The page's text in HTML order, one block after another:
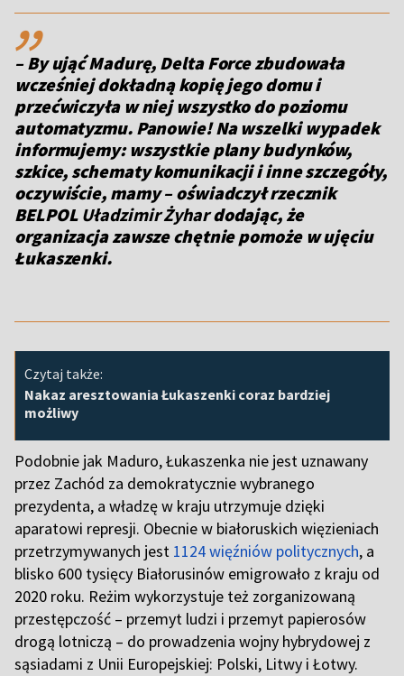
– By ująć Madurę, Delta Force zbudowała
wcześniej dokładną kopię jego domu i
przećwiczyła w niej wszystko do poziomu
automatyzmu. Panowie! Na wszelki wypadek
informujemy: wszystkie plany budynków,
szkice, schematy komunikacji i inne szczegóły,
oczywiście, mamy – oświadczył rzecznik
BELPOL Uładzimir Żyhardodając, że
organizacja zawsze chętnie pomoże w ujęciu
Łukaszenki.
Czytaj także:
Nakaz aresztowania Łukaszenki coraz bardziej
możliwy
Podobnie jak Maduro, Łukaszenka nie jest uznawany
przez Zachód za demokratycznie wybranego
prezydenta, a władzę w kraju utrzymuje dzięki
aparatowi represji. Obecnie w białoruskich więzieniach
przetrzymywanych jest 1124 więźniów politycznych, a
blisko 600 tysięcy Białorusinów emigrowało z kraju od
2020 roku. Reżim wykorzystuje też zorganizowaną
przestępczość – przemyt ludzi i przemyt papierosów
drogą lotniczą – do prowadzenia wojny hybrydowej z
sąsiadami z Unii Europejskiej: Polski, Litwy i Łotwy.